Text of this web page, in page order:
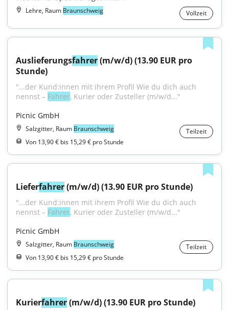
Lehre, Raum Braunschweig Vollzeit
Auslieferungsfahrer (m/w/d) (13.90 EUR pro
Stunde)
"...der Kund:innen mit ihrem Profil Wie du dich auch
nennst – Fahrer, Kurier oder Zusteller (m/w/d..."
Picnic GmbH
Salzgitter, Raum Braunschweig
Teilzeit
Von 13,90 € bis 15,29 € pro Stunde
Lieferfahrer (m/w/d) (13.90 EUR pro Stunde)
"...der Kund:innen mit ihrem Profil Wie du dich auch
nennst – Fahrer, Kurier oder Zusteller (m/w/d..."
Picnic GmbH
Salzgitter, Raum Braunschweig
Teilzeit
Von 13,90 € bis 15,29 € pro Stunde
Kurierfahrer (m/w/d) (13.90 EUR pro Stunde)